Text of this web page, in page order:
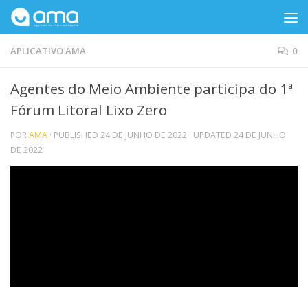
Skip to content
APLICATIVO AMA 0
Agentes do Meio Ambiente participa do 1ª
Fórum Litoral Lixo Zero
PORAMA · PUBLISHED 24 DE JUNHO DE 2022 · UPDATED 24 DE JUNHO
DE 2022